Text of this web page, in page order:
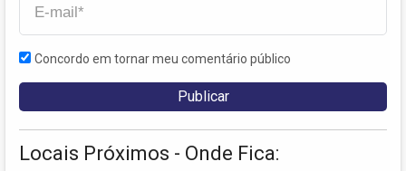
Concordo em tornar meu comentário público
Locais Próximos - Onde Fica: